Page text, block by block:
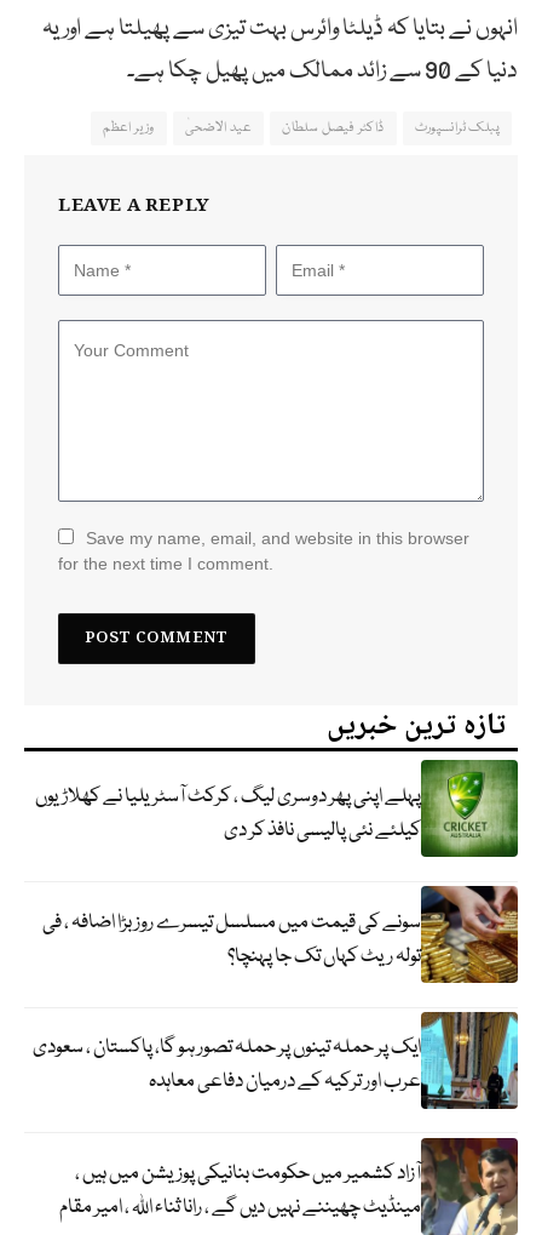
انہوں نے بتایا کہ ڈیلٹا وائرس بہت تیزی سے پھیلتا ہے اور یہ
دنیا کے 90 سے زائد ممالک میں پھیل چکا ہے۔
پبلک ٹرانسپورٹ ڈاکٹر فیصل سلطان عید الاضحیٰ وزیر اعظم
LEAVE A REPLY
Save my name, email, and website in this browser
for the next time I comment.
تازہ ترین خبریں
پہلے اپنی پھر دوسری لیگ ، کرکٹ آسٹریلیا نے کھلاڑیوں
کیلئے نئی پالیسی نافذ کر دی
سونے کی قیمت میں مسلسل تیسرے روز بڑا اضافہ ، فی
تولہ ریٹ کہاں تک جا پہنچا؟
ایک پر حملہ تینوں پر حملہ تصور ہو گا، پاکستان ، سعودی
عرب اور ترکیہ کے درمیان دفاعی معاہدہ
آزاد کشمیر میں حکومت بنانیکی پوزیشن میں ہیں ،
مینڈیٹ چھیننے نہیں دیں گے ، رانا ثناء اللہ ، امیر مقام